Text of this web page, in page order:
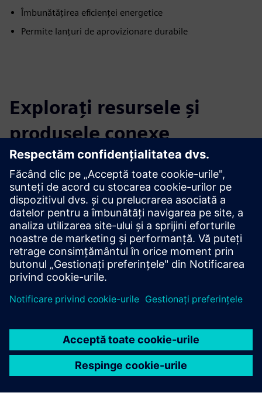
Îmbunătățirea eficienței energetice
Permite lanțuri de aprovizionare durabile
Explorați resursele și
produsele conexe
Informații și resurse suplimentare
Raport
Condiții preliminare
niciunul